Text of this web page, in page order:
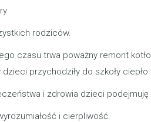
rodziców.
czasu trwa poważny remont
dzieci przychodziły do szkoły ciepło
i zdrowia dzieci
i cierpliwość.